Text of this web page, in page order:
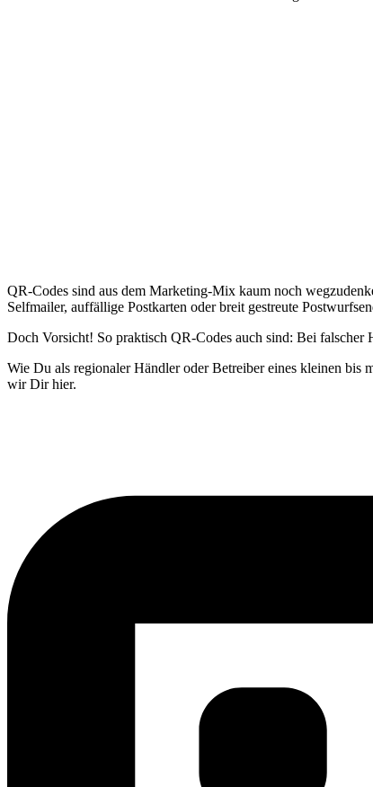
QR-Codes sind aus dem Marketing-Mix kaum noch
Selfmailer, auffällige Postkarten oder breit gestreute
Doch Vorsicht! So praktisch QR-Codes auch sind: Bei falscher
Wie Du als regionaler Händler oder Betreiber eines kleinen
wir Dir hier.